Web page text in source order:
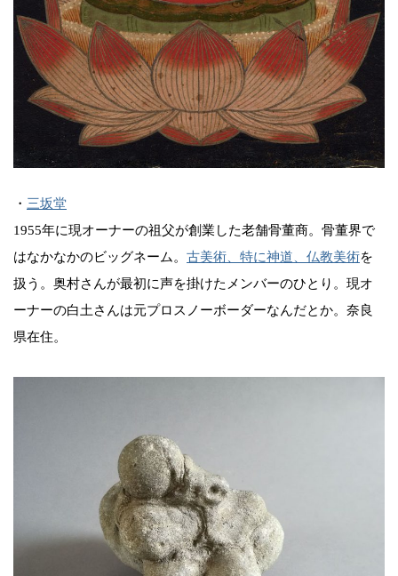
・ 三坂堂
1955年に現オーナーの祖父が創業した老舗骨董商。骨董界で
はなかなかのビッグネーム。 古美術、特に神道、仏教美術を
扱う。奥村さんが最初に声を掛けたメンバーのひとり。現オ
ーナーの白土さんは元プロスノーボーダーなんだとか。奈良
県在住。